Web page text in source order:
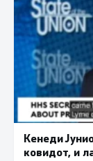
Кенеди
ковидот, и